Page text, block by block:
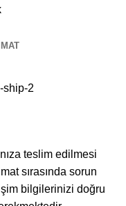
teslim edilmesi
sırasında sorun
bilgilerinizi doğru